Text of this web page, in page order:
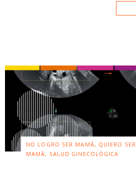
NO LOGRO SER MAMÁ, QUIERO SER
MAMÁ, SALUD GINECOLÓGICA